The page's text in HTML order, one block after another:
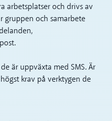
arbetsplatser och drivs av
gruppen och samarbete
är uppväxta med SMS. Är
krav på verktygen de